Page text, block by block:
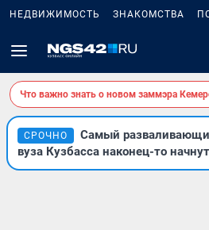
НЕДВИЖИМОСТЬ ЗНАКОМСТВА
Что важно знать о новом заммэра
СРОЧНО
Самый
вуза Кузбасса наконец-то